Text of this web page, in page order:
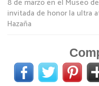
8 de marzo en el Museo
invitada de honor la ultra
Hazaña